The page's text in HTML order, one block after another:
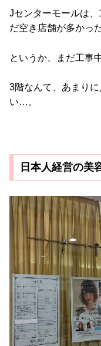
Jセンターモールは
だ空き店舗が多かっ
というか、まだ工事
3階なんて、あまり
い…。
日本人経営の美